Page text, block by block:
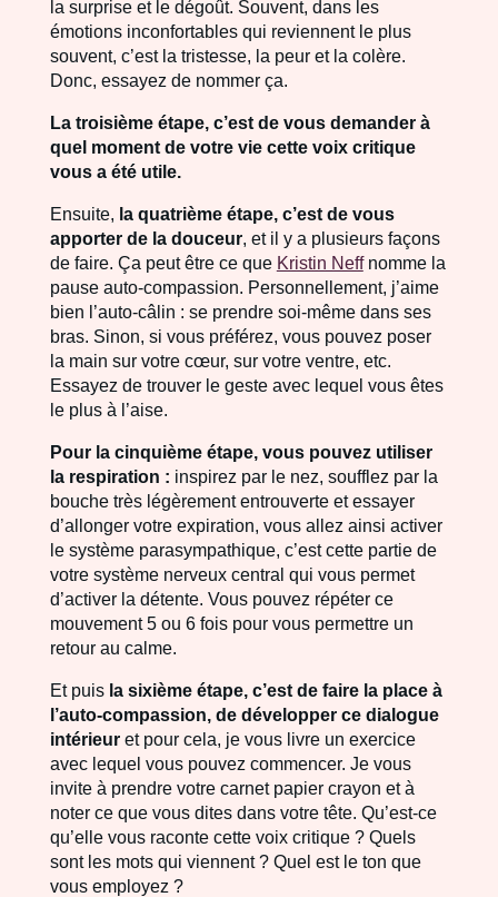
la surprise et le dégoût. Souvent, dans les
émotions inconfortables qui reviennent le plus
souvent, c’est la tristesse, la peur et la colère.
Donc, essayez de nommer ça.
La troisième étape, c’est de vous demander à
quel moment de votre vie cette voix critique
vous a été utile.
Ensuite, la quatrième étape, c’est de vous
apporter de la douceur, et il y a plusieurs façons
de faire. Ça peut être ce que Kristin Neffnomme la
pause auto-compassion. Personnellement, j’aime
bien l’auto-câlin : se prendre soi-même dans ses
bras. Sinon, si vous préférez, vous pouvez poser
la main sur votre cœur, sur votre ventre, etc.
Essayez de trouver le geste avec lequel vous êtes
le plus à l’aise.
Pour la cinquième étape, vous pouvez utiliser
la respiration : inspirez par le nez, soufflez par la
bouche très légèrement entrouverte et essayer
d’allonger votre expiration, vous allez ainsi activer
le système parasympathique, c’est cette partie de
votre système nerveux central qui vous permet
d’activer la détente. Vous pouvez répéter ce
mouvement 5 ou 6 fois pour vous permettre un
retour au calme.
Et puis la sixième étape, c’est de faire la place à
l’auto-compassion, de développer ce dialogue
intérieuret pour cela, je vous livre un exercice
avec lequel vous pouvez commencer. Je vous
invite à prendre votre carnet papier crayon et à
noter ce que vous dites dans votre tête. Qu’est-ce
qu’elle vous raconte cette voix critique ? Quels
sont les mots qui viennent ? Quel est le ton que
vous employez ?